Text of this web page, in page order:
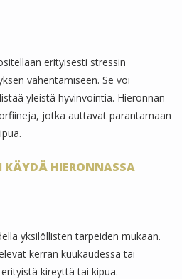
erityisesti stressin
vähentämiseen. Se voi
yleistä hyvinvointia. Hieronnan
jotka auttavat parantamaan
HIERONNASSA
yksilöllisten tarpeiden mukaan.
kerran kuukaudessa tai
kireyttä tai kipua.